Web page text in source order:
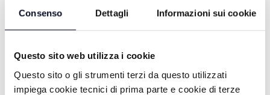
Consenso Dettagli Informazioni sui cookie
Questo sito web utilizza i cookie
Questo sito o gli strumenti terzi da questo utilizzati
impiega cookie tecnici di prima parte e cookie di terze